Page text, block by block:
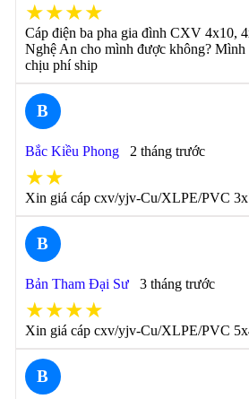
★★★★
Cáp điện ba pha gia đình CXV 4x10,
Nghệ An cho mình được không? Mình
chịu phí ship
B
Bắc Kiều Phong 2 tháng trước
★★
Xin giá cáp cxv/yjv-Cu/XLPE/PVC
B
Bản Tham Đại Sư 3 tháng trước
★★★★
Xin giá cáp cxv/yjv-Cu/XLPE/PVC
B